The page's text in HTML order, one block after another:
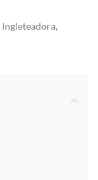
Ingleteadora,